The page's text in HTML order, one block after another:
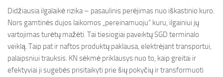
Didžiausia ilgalaikė rizika – pasaulinis perėjimas nuo iškastinio kuro.
Nors gamtinės dujos laikomos „pereinamuoju“ kuru, ilgainiui jų
vartojimas turėtų mažėti. Tai tiesiogiai paveiktų SGD terminalo
veiklą. Taip pat ir naftos produktų paklausa, elektrėjant transportui,
palaipsniui trauksis. KN sėkmė priklausys nuo to, kaip greitai ir
efektyviai ji sugebės prisitaikyti prie šių pokyčių ir transformuoti